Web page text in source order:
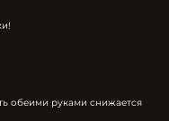
обеими руками снижается